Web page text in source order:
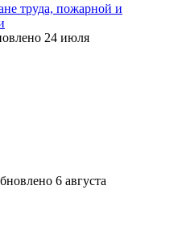
труда, пожарной и
24 июля
6 августа